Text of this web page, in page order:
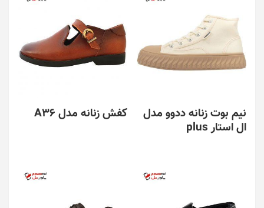
نیم بوت زنانه ددوو مدل
ال استار plus
کفش زنانه مدل A36